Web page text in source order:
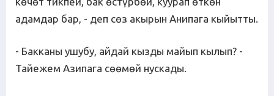
адамдар бар, - деп сөз акырын Анипага кыйытты.
- Бакканы ушубу, айдай кызды майып кылып? -
Тайежем Азипага сөөмөй нускады.